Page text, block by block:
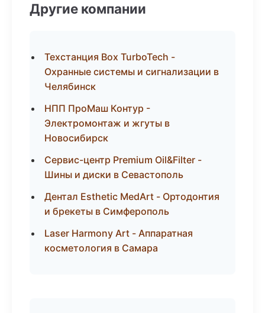
Другие компании
Техстанция Box TurboTech -
Охранные системы и сигнализации в
Челябинск
НПП ПроМаш Контур -
Электромонтаж и жгуты в
Новосибирск
Сервис-центр Premium Oil&Filter -
Шины и диски в Севастополь
Дентал Esthetic MedArt - Ортодонтия
и брекеты в Симферополь
Laser Harmony Art - Аппаратная
косметология в Самара